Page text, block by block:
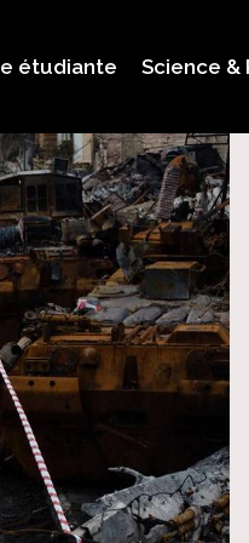
étudiante Science &